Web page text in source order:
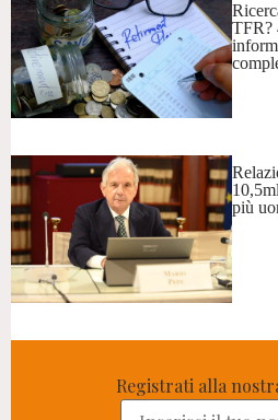
TFR?
più
Registrati alla